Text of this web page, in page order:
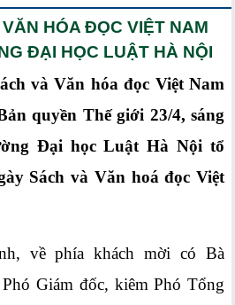
HÓA ĐỌC VIỆT NAM
ĐẠI HỌC LUẬT HÀ NỘI
và Văn hóa đọc Việt Nam
quyền Thế giới 23/4, sáng
Đại học Luật Hà Nội tổ
Sách và Văn hoá đọc Việt
về phía khách mời có Bà
Giám đốc, kiêm Phó Tổng